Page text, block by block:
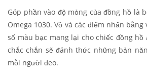
Góp phần vào độ mỏng của đồng hồ là
Omega 1030. Vỏ và các điểm nhấn
số màu bạc mang lại cho chiếc đồng
chắc chắn sẽ đánh thức những bản
mỗi người đeo.